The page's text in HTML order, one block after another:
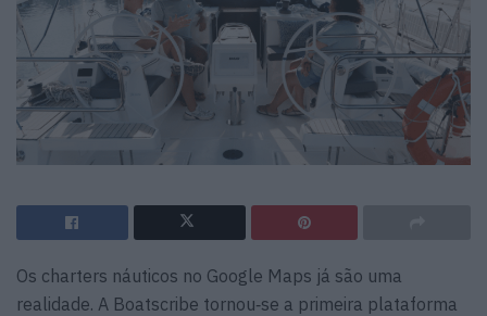
Os charters náuticos no Google Maps já são uma
realidade. A Boatscribe tornou‑se a primeira plataforma